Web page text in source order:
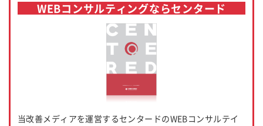
WEBコンサルティングならセンタード
当改善メディアを運営するセンタードのWEBコンサルテイ